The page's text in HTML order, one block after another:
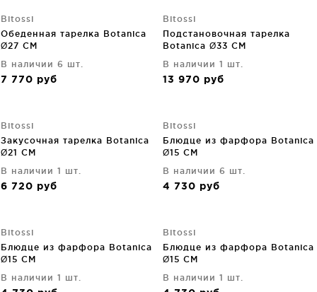
Bitossi
Обеденная тарелка Botanica
Ø27 CM
В наличии 6 шт.
7 770 руб
Bitossi
Подстановочная тарелка
Botanica Ø33 CM
В наличии 1 шт.
13 970 руб
Bitossi
Закусочная тарелка Botanica
Ø21 CM
В наличии 1 шт.
6 720 руб
Bitossi
Блюдце из фарфора Botanica
Ø15 CM
В наличии 6 шт.
4 730 руб
Bitossi
Блюдце из фарфора Botanica
Ø15 CM
В наличии 1 шт.
Bitossi
Блюдце из фарфора Botanica
Ø15 CM
В наличии 1 шт.